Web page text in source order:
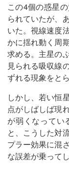
この4個の惑星
られていたが、
いた。視線速度
かに揺れ動く周
求める。主星の
見られる吸収線
ずれる現象をとら
しかし、若い恒
点がしばしば現
が弱くなってい
と、こうした対
プラー効果に混
な誤差が乗って